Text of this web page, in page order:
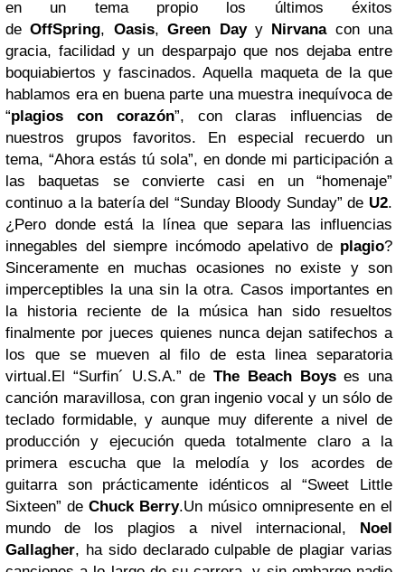
en un tema propio los últimos éxitos
deOffSpring, Oasis,Green Dayy Nirvanacon una
gracia, facilidad y un desparpajo que nos dejaba entre
boquiabiertos y fascinados. Aquella maqueta de la que
hablamos era en buena parte una muestra inequívoca de
“plagios con corazón”, con claras influencias de
nuestros grupos favoritos. En especial recuerdo un
tema, “Ahora estás tú sola”, en donde mi participación a
las baquetas se convierte casi en un “homenaje”
continuo a la batería del “Sunday Bloody Sunday” de U2.
¿Pero donde está la línea que separa las influencias
innegables del siempre incómodo apelativo de plagio?
Sinceramente en muchas ocasiones no existe y son
imperceptibles la una sin la otra. Casos importantes en
la historia reciente de la música han sido resueltos
finalmente por jueces quienes nunca dejan satifechos a
los que se mueven al filo de esta linea separatoria
virtual.El “Surfin´ U.S.A.” de The Beach Boyses una
canción maravillosa, con gran ingenio vocal y un sólo de
teclado formidable, y aunque muy diferente a nivel de
producción y ejecución queda totalmente claro a la
primera escucha que la melodía y los acordes de
guitarra son prácticamente idénticos al “Sweet Little
Sixteen” de Chuck Berry.Un músico omnipresente en el
mundo de los plagios a nivel internacional,
Noel
Gallagher, ha sido declarado culpable de plagiar varias